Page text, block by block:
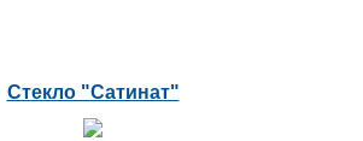
Стекло "Сатинат"